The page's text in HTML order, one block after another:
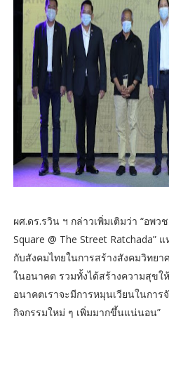
ผศ.ดร.รวิน ฯ กล่าวเพิ่มเติมว่า “อพว
Square @ The Street
กับสังคมไทยในการสร้างสังคมวิทย
ในอนาคต รวมทั้งได้สร้างความสุข
อนาคตเราจะมีการหมุนเวียนในกา
กิจกรรมใหม่ ๆ เพิ่มมากขึ้นแน่นอน”